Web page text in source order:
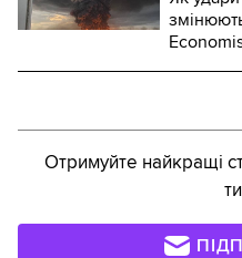
Отримуйте найкращі